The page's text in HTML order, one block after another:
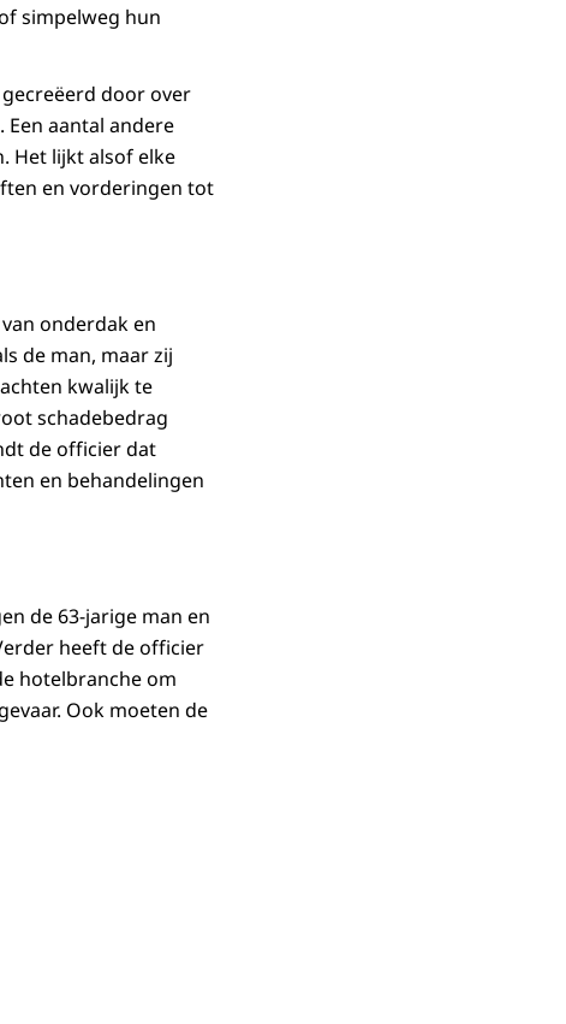
simpelweg hun
door over
aantal andere
Het lijkt alsof elke
en vorderingen tot
onderdak en
de man, maar zij
kwalijk te
schadebedrag
de officier dat
en behandelingen
de 63-jarige man en
heeft de officier
hotelbranche om
Ook moeten de